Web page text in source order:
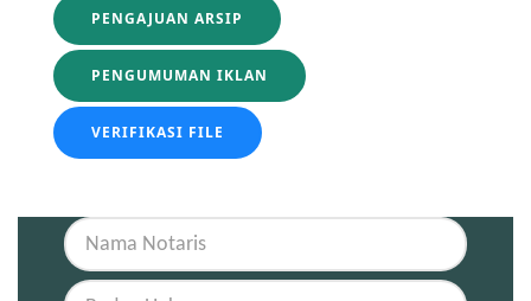
PENGAJUAN ARSIP
PENGUMUMAN IKLAN
VERIFIKASI FILE